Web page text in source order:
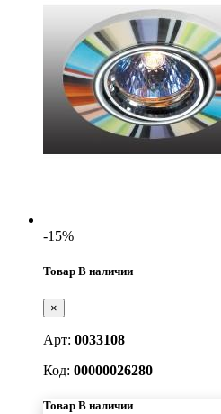
-15%
Товар В наличии
×
Арт: 0033108
Код: 00000026280
Товар В наличии